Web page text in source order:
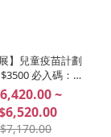
展】兒童疫苗計劃
必入碼：折
禮任你揀！)~